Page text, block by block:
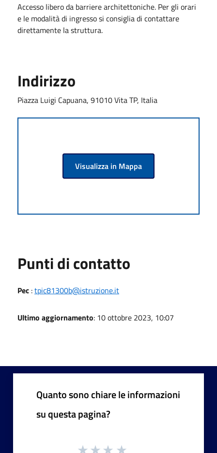
Accesso libero da barriere architettoniche. Per gli orari
e le modalità di ingresso si consiglia di contattare
direttamente la struttura.
Indirizzo
Piazza Luigi Capuana, 91010 Vita TP, Italia
Visualizza in Mappa
Punti di contatto
Pec :tpic81300b@istruzione.it
Ultimo aggiornamento: 10 ottobre 2023, 10:07
Quanto sono chiare le informazioni
su questa pagina?